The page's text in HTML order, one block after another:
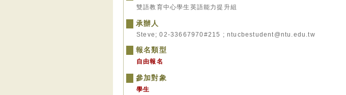
雙語教育中心學生英語能力提升組
承辦人
Steve; 02-33667970#215 ; ntucbestudent@ntu.edu.tw
報名類型
自由報名
參加對象
學生